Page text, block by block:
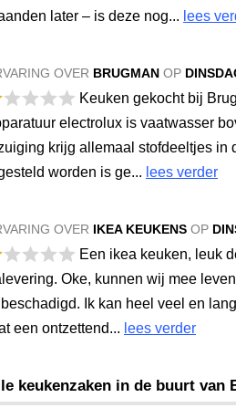
later – is deze nog... lees
OVER BRUGMAN OP
Keuken gekocht bij
electrolux is vaatwasser
krijg allemaal stofdeeltjes in
worden is ge... lees verder
OVER IKEA KEUKENS OP
Een ikea keuken, leuk
Oke, kunnen wij mee
Ik kan heel veel en
een ontzettend... lees verder
keukenzaken in de buurt van